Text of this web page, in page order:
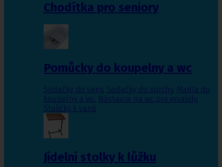
Chodítka pro seniory
Pomůcky do koupelny a wc
Sedačky do vany, Sedačky do sprchy, Madla do
koupelny a wc, Nástavce na wc pro invalidy,
Stoličky k vaně
Jídelní stolky k lůžku